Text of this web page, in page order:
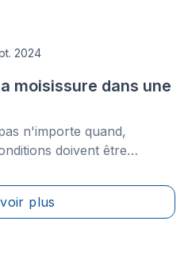
2024
moisissure dans une
n'importe quand,
doivent être
la principale cause, la
de constituer sa
plus